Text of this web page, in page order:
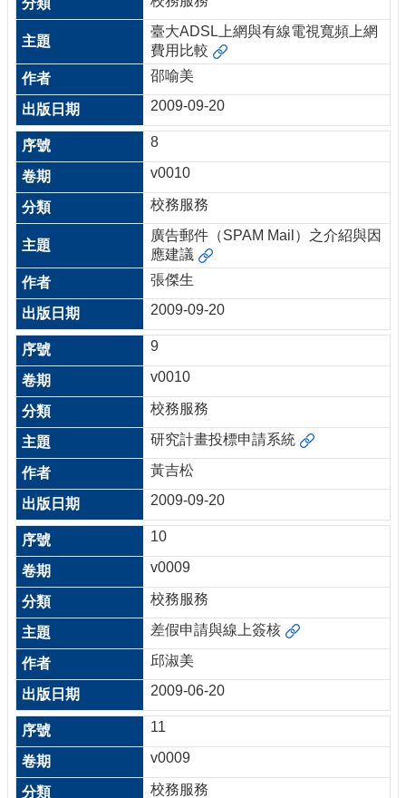
臺大ADSL上網與有線電視寬頻上網
費用比較
邵喻美
2009-09-20
8
v0010
校務服務
廣告郵件（SPAM Mail）之介紹與因
應建議
張傑生
2009-09-20
9
v0010
校務服務
研究計畫投標申請系統
黃吉松
2009-09-20
10
v0009
校務服務
差假申請與線上簽核
邱淑美
2009-06-20
11
v0009
校務服務